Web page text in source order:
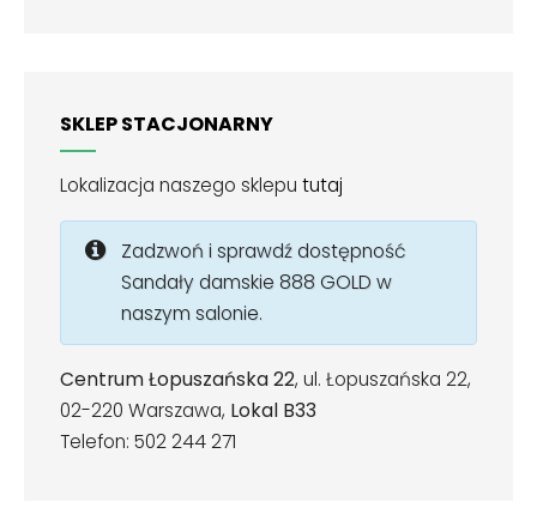
SKLEP STACJONARNY
Lokalizacja naszego sklepu tutaj
Zadzwoń i sprawdź dostępność
Sandały damskie 888 GOLD w
naszym salonie.
Centrum Łopuszańska 22, ul. Łopuszańska 22,
02-220 Warszawa, Lokal B33
Telefon: 502 244 271